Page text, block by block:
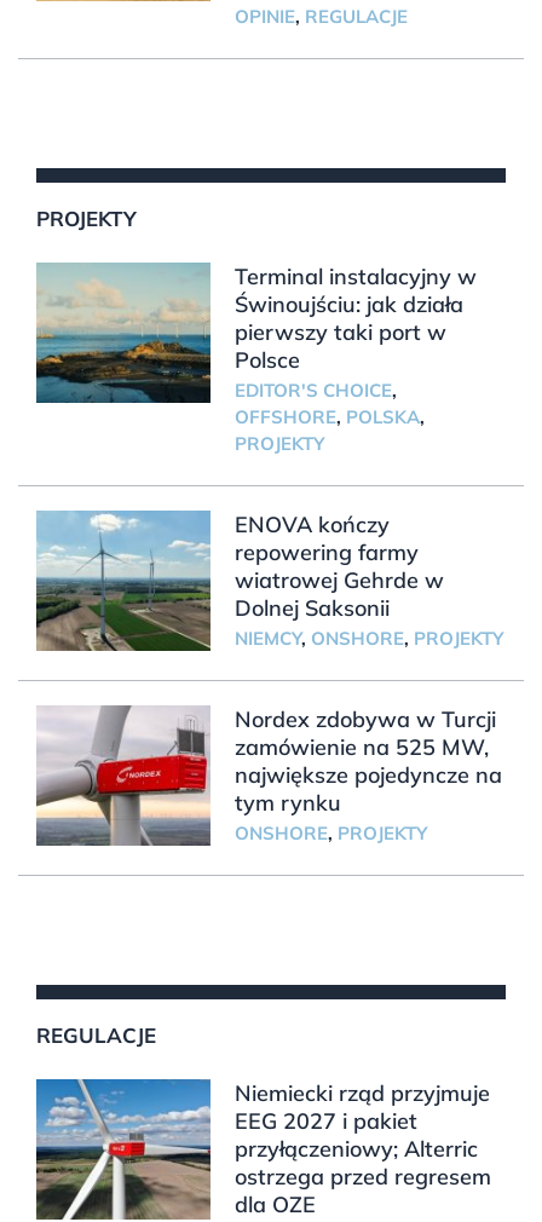
OPINIE, REGULACJE
PROJEKTY
Terminal instalacyjny w
Świnoujściu: jak działa
pierwszy taki port w
Polsce
EDITOR'S CHOICE,
OFFSHORE, POLSKA,
PROJEKTY
ENOVA kończy
repowering farmy
wiatrowej Gehrde w
Dolnej Saksonii
NIEMCY, ONSHORE, PROJEKTY
Nordex zdobywa w Turcji
zamówienie na 525 MW,
największe pojedyncze na
tym rynku
ONSHORE, PROJEKTY
REGULACJE
Niemiecki rząd przyjmuje
EEG 2027 i pakiet
przyłączeniowy; Alterric
ostrzega przed regresem
dla OZE